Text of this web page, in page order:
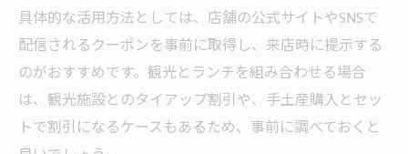
具体的な活用方法としては、店舗の公式サイトやSNSで
配信されるクーポンを事前に取得し、来店時に提示する
のがおすすめです。観光とランチを組み合わせる場合
は、観光施設とのタイアップ割引や、手土産購入とセッ
トで割引になるケースもあるため、事前に調べておくと